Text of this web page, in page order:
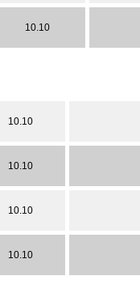
10.10
10.10
10.10
10.10
10.10